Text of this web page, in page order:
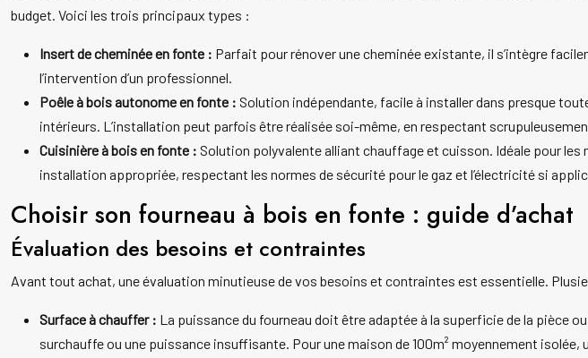
budget. Voici les trois principaux types :
Insert de cheminée en fonte : Parfait pour rénover une cheminée existante, il s’intègre
l’intervention d’un professionnel.
Poêle à bois autonome en fonte : Solution indépendante, facile à installer dans presque
intérieurs. L’installation peut parfois être réalisée soi-même, en respectant
Cuisinière à bois en fonte : Solution polyvalente alliant chauffage et cuisson. Idéale pour
installation appropriée, respectant les normes de sécurité pour le gaz et l’électricité si
Choisir son fourneau à bois en fonte : guide d’achat
Évaluation des besoins et contraintes
Avant tout achat, une évaluation minutieuse de vos besoins et contraintes est essentielle.
Surface à chauffer : La puissance du fourneau doit être adaptée à la superficie de la pièce
surchauffe ou une puissance insuffisante. Pour une maison de 100m² moyennement isolée,